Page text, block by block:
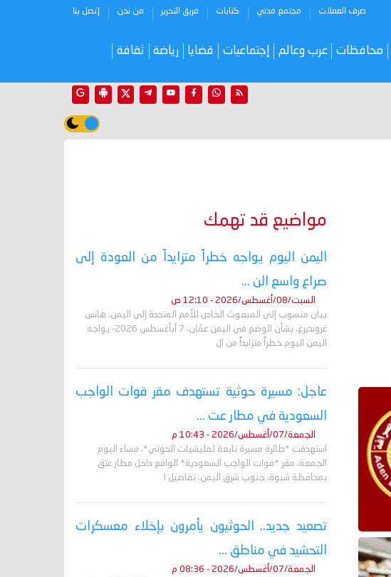
صرف العملات مجتمع مدني كتابات فريق التحرير من نحن إتصل بنا
محافظات عرب وعالم إجتماعيات قضايا رياضة ثقافة
مواضيع قد تهمك
اليمن اليوم يواجه خطراً متزايداً من العودة إلى
صراع واسع الن ...
السبت/08/أغسطس/2026 - 12:10 ص
بيان منسوب إلى المبعوث الخاص للأمم المتحدة إلى اليمن، هانس
غروندبرغ، بشأن الوضع في اليمن عمّان، 7 آبأغسطس 2026- يواجه
اليمن اليوم خطراً متزايداً من ال
عاجل: مسيرة حوثية تستهدف مقر قوات الواجب
السعودية في مطار عت ...
الجمعة/07/أغسطس/2026 - 10:43 م
استهدفت *طائرة مسيرة تابعة لمليشيات الحوثي*، مساء اليوم
الجمعة، مقر *قوات الواجب السعودية* الواقع داخل مطار عتق
بمحافظة شبوة، جنوب شرق اليمن. تفاصيل ا
تصعيد جديد.. الحوثيون يأمرون بإخلاء معسكرات
التحشيد في مناطق ...
الجمعة/07/أغسطس/2026 - 08:36 م